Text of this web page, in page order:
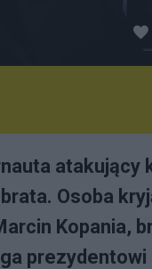
atakujący
Osoba
Kopania,
prezydentowi